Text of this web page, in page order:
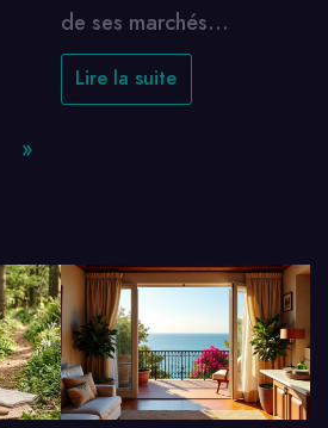
de ses marchés…
Lire la suite
»